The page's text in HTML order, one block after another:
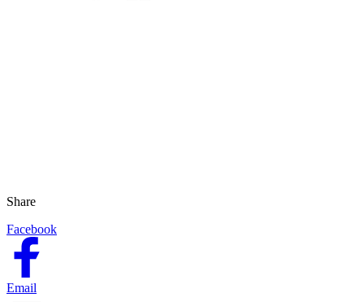
Share
Facebook
Email